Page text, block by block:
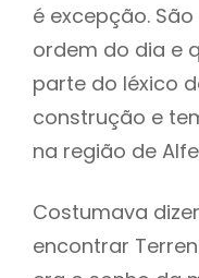
é excepção.
ordem do dia e
parte do léxico
construção e
na região de
Costumava
encontrar